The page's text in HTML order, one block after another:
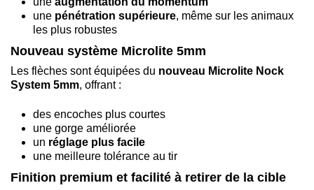
une pénétration supérieure, même sur les animaux
les plus robustes
Nouveau système Microlite 5mm
Les flèches sont équipées du nouveau Microlite Nock
System 5mm, offrant :
des encoches plus courtes
une gorge améliorée
un réglage plus facile
une meilleure tolérance au tir
Finition premium et facilité à retirer de la cible